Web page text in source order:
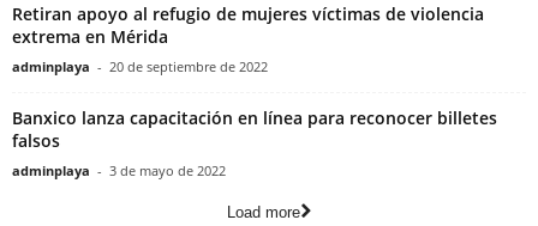
Retiran apoyo al refugio de mujeres víctimas de violencia
extrema en Mérida
adminplaya - 20 de septiembre de 2022
Banxico lanza capacitación en línea para reconocer billetes
falsos
adminplaya - 3 de mayo de 2022
Load more